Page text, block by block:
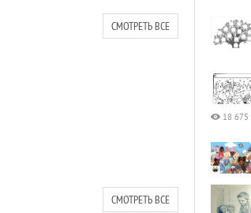
СМОТРЕТЬ ВСЕ
СМОТРЕТЬ ВСЕ
18 675